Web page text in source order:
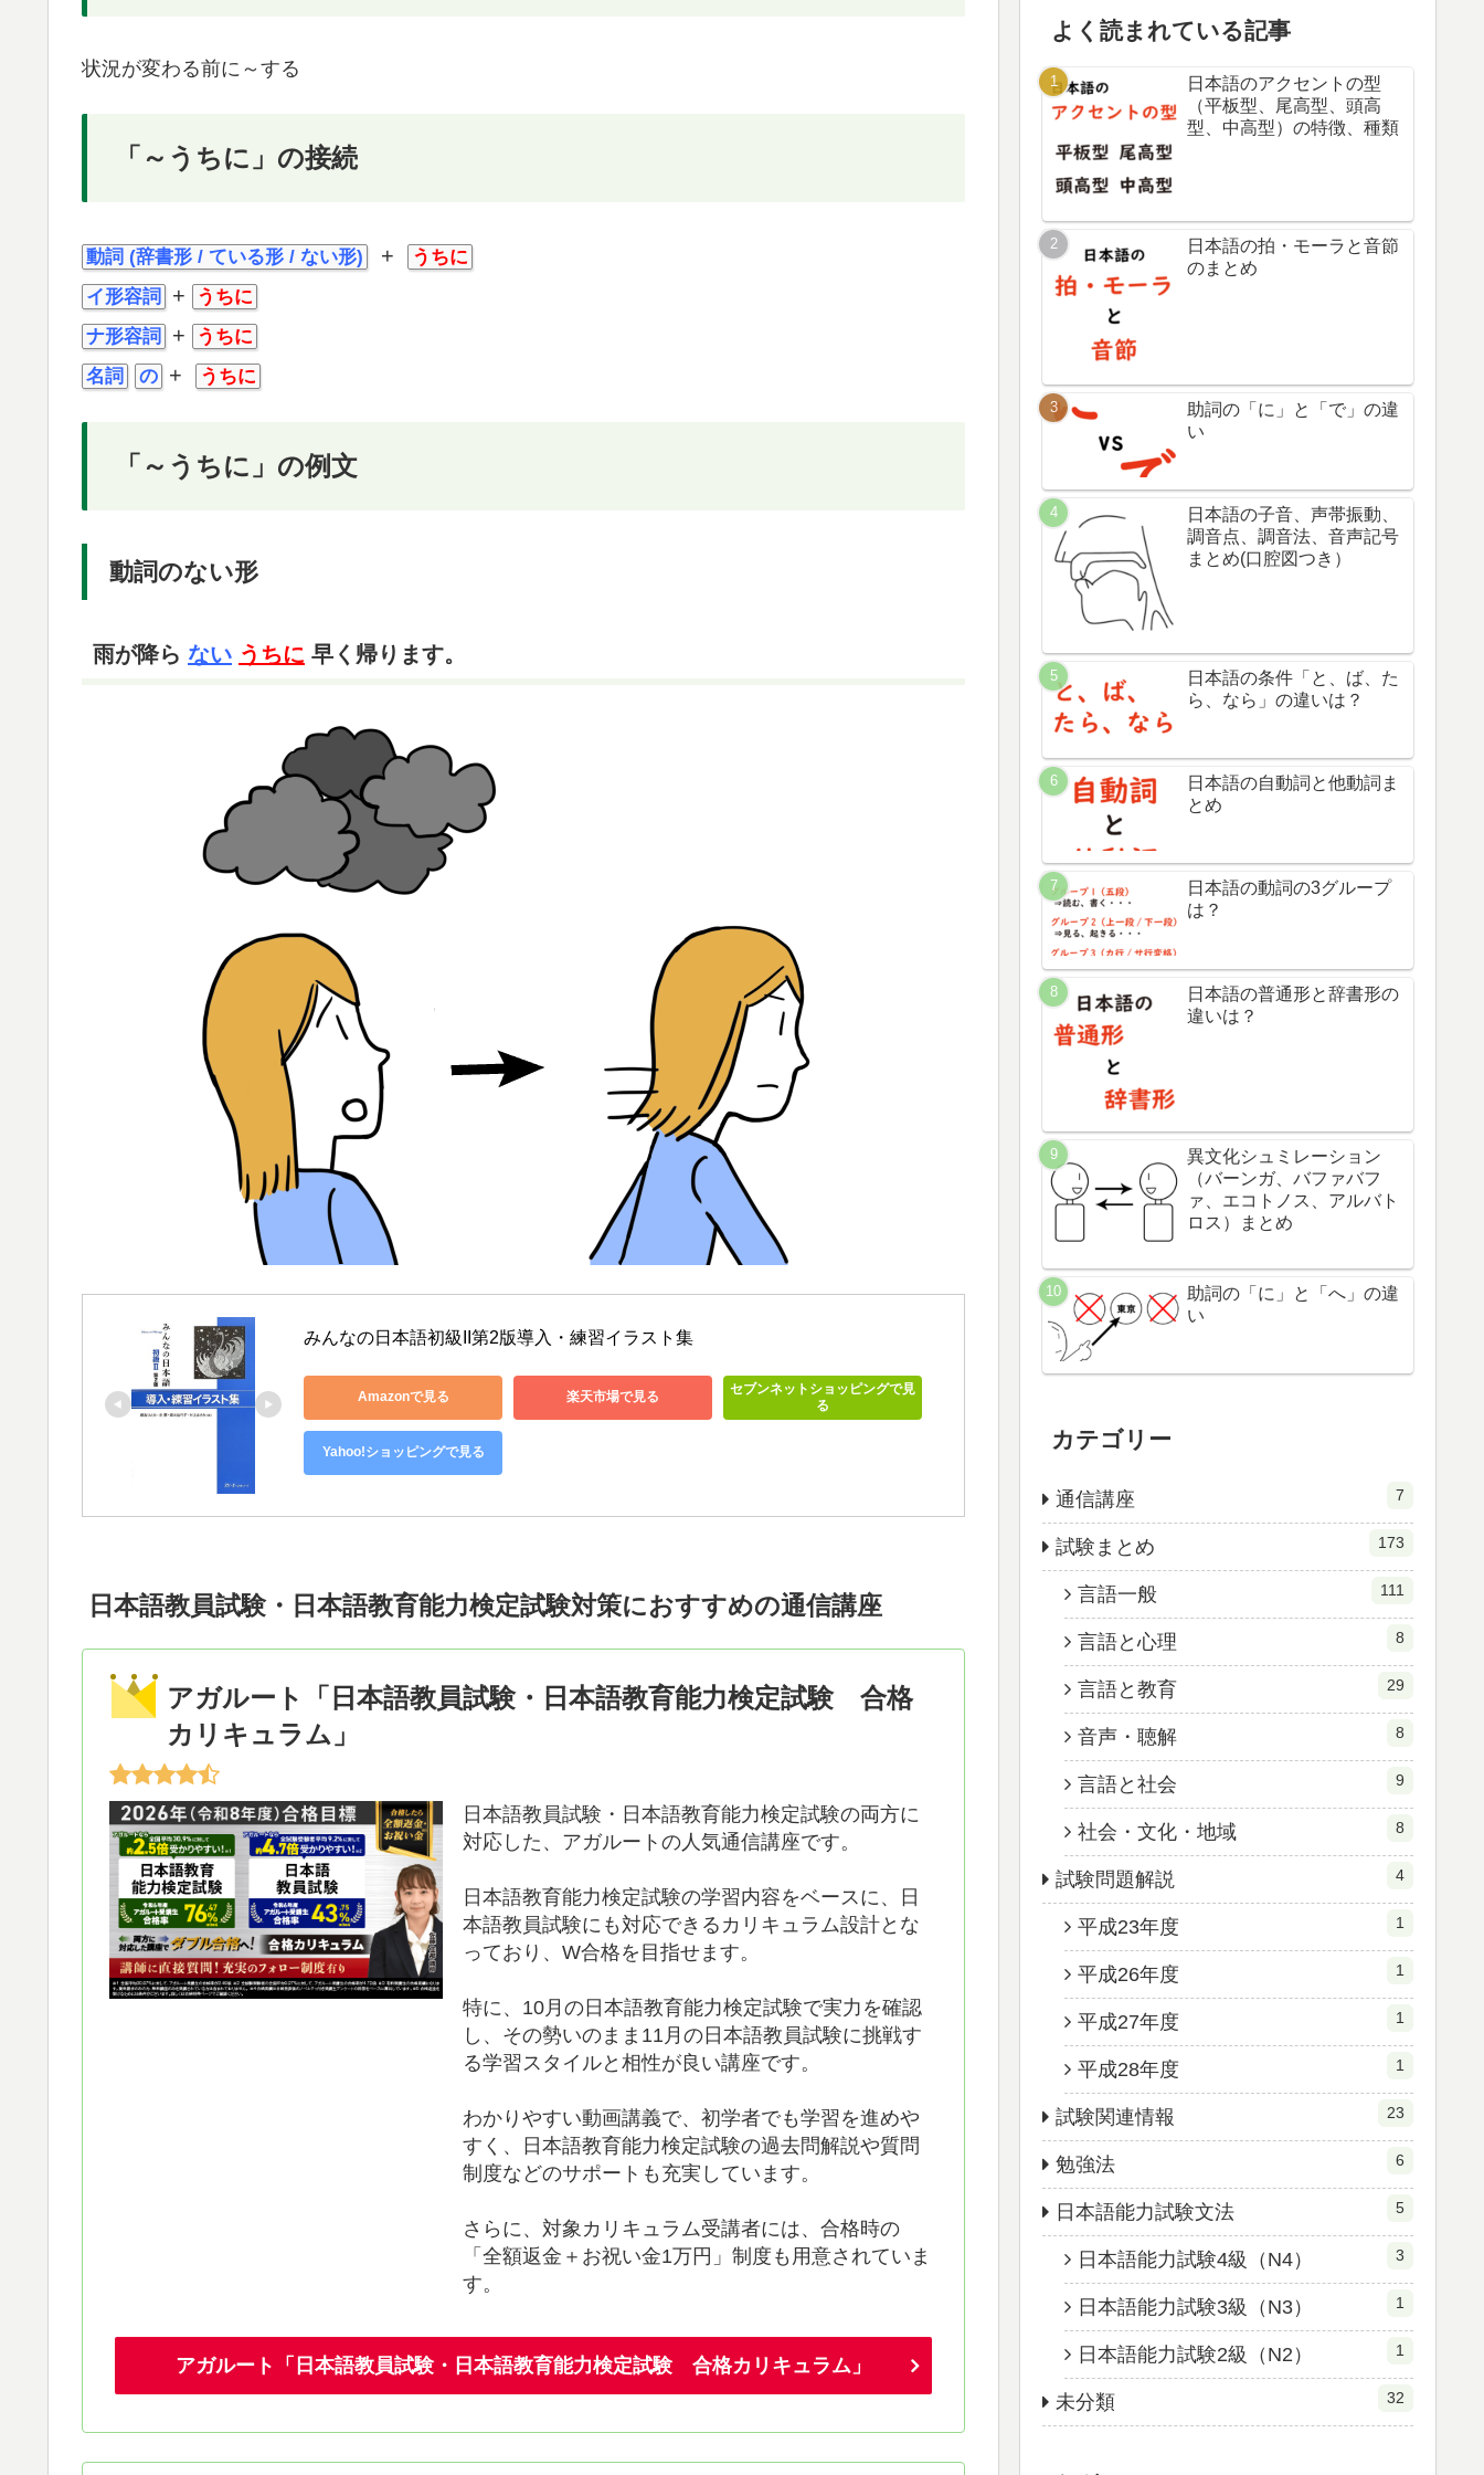
状況が変わる前に～する
「～うちに」の接続
動詞 (辞書形 / ている形 / ない形) +
うちに
イ形容詞
+
うちに
ナ形容詞
+
うちに
名詞
の + うちに
「～うちに」の例文
動詞のない形
雨が降ら ない うちに 早く帰ります。
みんなの日本語初級II第2版導入・練習イラスト集
Amazonで見る 楽天市場で見る
セブンネットショッピングで見
る
Yahoo!ショッピングで見る
日本語教員試験・日本語教育能力検定試験対策におすすめの通信講座
アガルート「日本語教員試験・日本語教育能力検定試験 合格
カリキュラム」
日本語教員試験・日本語教育能力検定試験の両方に
対応した、アガルートの人気通信講座です。
日本語教育能力検定試験の学習内容をベースに、日
本語教員試験にも対応できるカリキュラム設計とな
っており、W合格を目指せます。
特に、10月の日本語教育能力検定試験で実力を確認
し、その勢いのまま11月の日本語教員試験に挑戦す
る学習スタイルと相性が良い講座です。
わかりやすい動画講義で、初学者でも学習を進めや
すく、日本語教育能力検定試験の過去問解説や質問
制度などのサポートも充実しています。
さらに、対象カリキュラム受講者には、合格時の
「全額返金＋お祝い金1万円」制度も用意されていま
す。
アガルート「日本語教員試験・日本語教育能力検定試験 合格カリキュラム」
よく読まれている記事
日本語のアクセントの型
（平板型、尾高型、頭高
型、中高型）の特徴、種類
日本語の拍・モーラと音節
のまとめ
助詞の「に」と「で」の違
い
日本語の子音、声帯振動、
調音点、調音法、音声記号
まとめ(口腔図つき）
日本語の条件「と、ば、た
ら、なら」の違いは？
日本語の自動詞と他動詞ま
とめ
日本語の動詞の3グループ
は？
日本語の普通形と辞書形の
違いは？
異文化シュミレーション
（バーンガ、バファバフ
ァ、エコトノス、アルバト
ロス）まとめ
助詞の「に」と「へ」の違
い
カテゴリー
通信講座 7
試験まとめ 173
言語一般 111
言語と心理 8
言語と教育 29
音声・聴解 8
言語と社会 9
社会・文化・地域 8
試験問題解説 4
平成23年度 1
平成26年度 1
平成27年度 1
平成28年度 1
試験関連情報 23
勉強法 6
日本語能力試験文法 5
日本語能力試験4級（N4） 3
日本語能力試験3級（N3） 1
日本語能力試験2級（N2） 1
未分類 32